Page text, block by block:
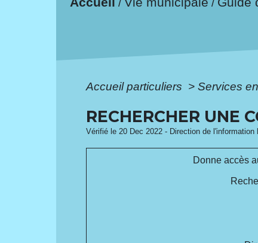
/ /
Accueil particuliers > Services
RECHERCHER UNE
Vérifié le 20 Dec 2022 - Direction de
Donne accès